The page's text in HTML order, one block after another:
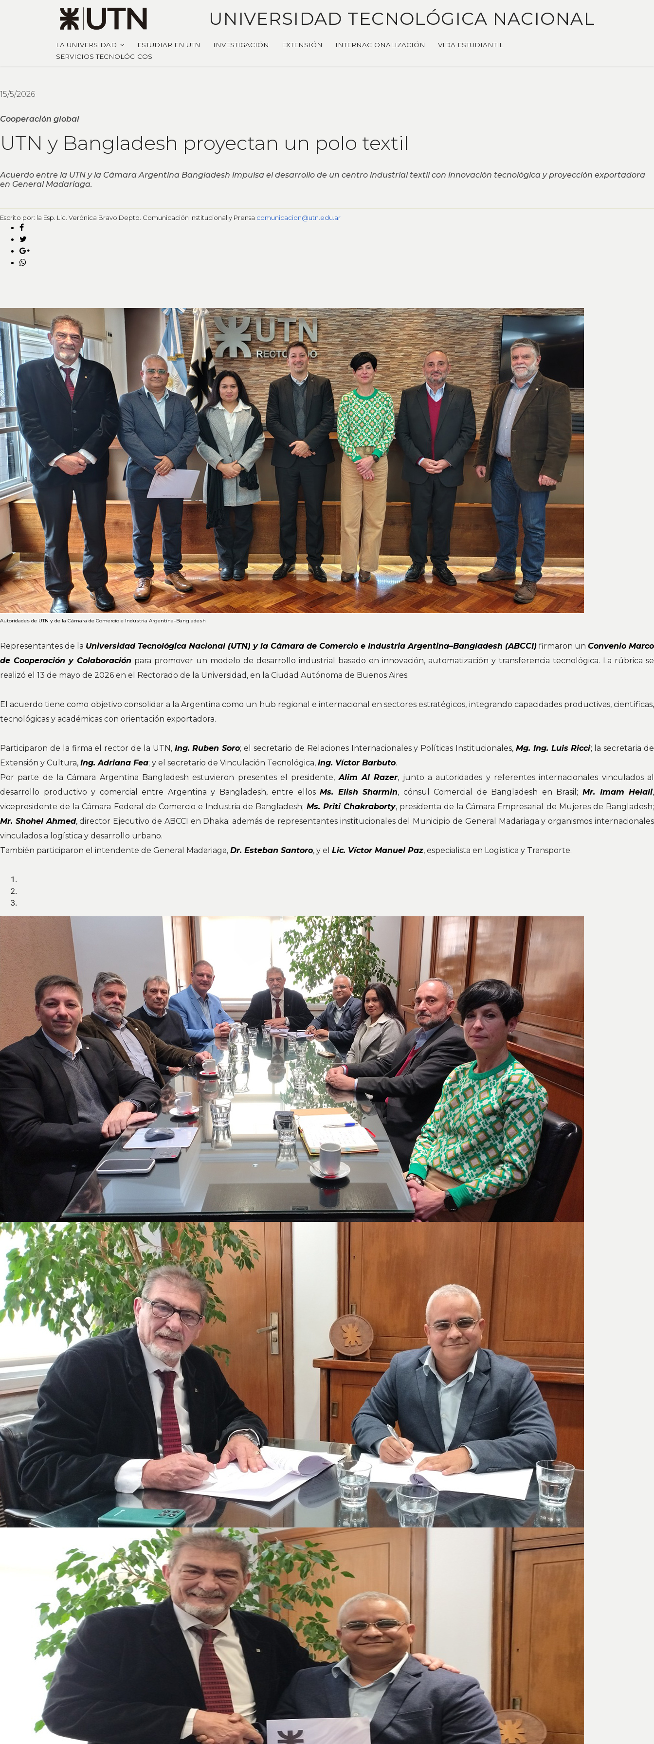
UNIVERSIDAD TECNOLÓGICA NACIONAL
LA UNIVERSIDAD ESTUDIAR EN UTN INVESTIGACIÓN EXTENSIÓN INTERNACIONALIZACIÓN
VIDA ESTUDIANTIL
SERVICIOS TECNOLÓGICOS
15/5/2026
Cooperación global
UTN y Bangladesh proyectan un polo textil
Acuerdo entre la UTN y la Cámara Argentina Bangladesh impulsa el desarrollo de un centro industrial textil con innovación tecnológica y proyección exportadora
en General Madariaga.
Escrito por: la Esp. Lic. Verónica Bravo Depto. Comunicación Institucional y Prensa comunicacion@utn.edu.ar
Autoridades de UTN y de la Cámara de Comercio e Industria Argentina–Bangladesh
Representantes de la Universidad Tecnológica Nacional (UTN) y la Cámara de Comercio e Industria Argentina–Bangladesh (ABCCI) firmaron un Convenio Marco
de Cooperación y Colaboración para promover un modelo de desarrollo industrial basado en innovación, automatización y transferencia tecnológica. La rúbrica se
realizó el 13 de mayo de 2026 en el Rectorado de la Universidad, en la Ciudad Autónoma de Buenos Aires.
El acuerdo tiene como objetivo consolidar a la Argentina como un hub regional e internacional en sectores estratégicos, integrando capacidades productivas, científicas,
tecnológicas y académicas con orientación exportadora.
Participaron de la firma el rector de la UTN, Ing. Ruben Soro; el secretario de Relaciones Internacionales y Políticas Institucionales, Mg. Ing. Luis Ricci; la secretaria de
Extensión y Cultura, Ing. Adriana Fea; y el secretario de Vinculación Tecnológica, Ing. Víctor Barbuto.
Por parte de la Cámara Argentina Bangladesh estuvieron presentes el presidente,Alim Al Razer, junto a autoridades y referentes internacionales vinculados al
desarrollo productivo y comercial entre Argentina y Bangladesh, entre ellosMs. Elish Sharmin, cónsul Comercial de Bangladesh en Brasil; Mr. Imam Helali,
vicepresidente de la Cámara Federal de Comercio e Industria de Bangladesh; Ms. Priti Chakraborty, presidenta de la Cámara Empresarial de Mujeres de Bangladesh;
Mr. Shohel Ahmed, director Ejecutivo de ABCCI en Dhaka; además de representantes institucionales del Municipio de General Madariaga y organismos internacionales
vinculados a logística y desarrollo urbano.
También participaron el intendente de General Madariaga, Dr. Esteban Santoro, y el Lic. Víctor Manuel Paz, especialista en Logística y Transporte.